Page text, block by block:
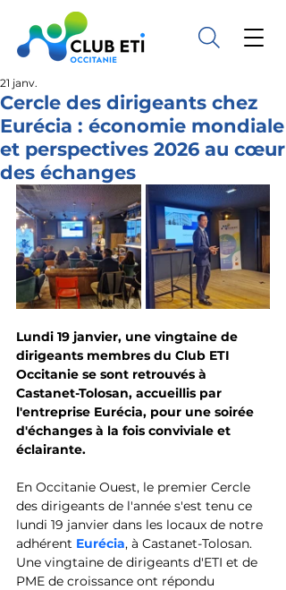
Cercle des dirigeants chez
Eurécia : économie mondiale
et perspectives 2026 au cœur
des échanges
21 janv.
Lundi 19 janvier, une vingtaine de
dirigeants membres du Club ETI
Occitanie se sont retrouvés à
Castanet-Tolosan, accueillis par
l'entreprise Eurécia, pour une soirée
d'échanges à la fois conviviale et
éclairante.
En Occitanie Ouest, le premier Cercle
des dirigeants de l'année s'est tenu ce
lundi 19 janvier dans les locaux de notre
adhérent Eurécia, à Castanet-Tolosan.
Une vingtaine de dirigeants d'ETI et de
PME de croissance ont répondu